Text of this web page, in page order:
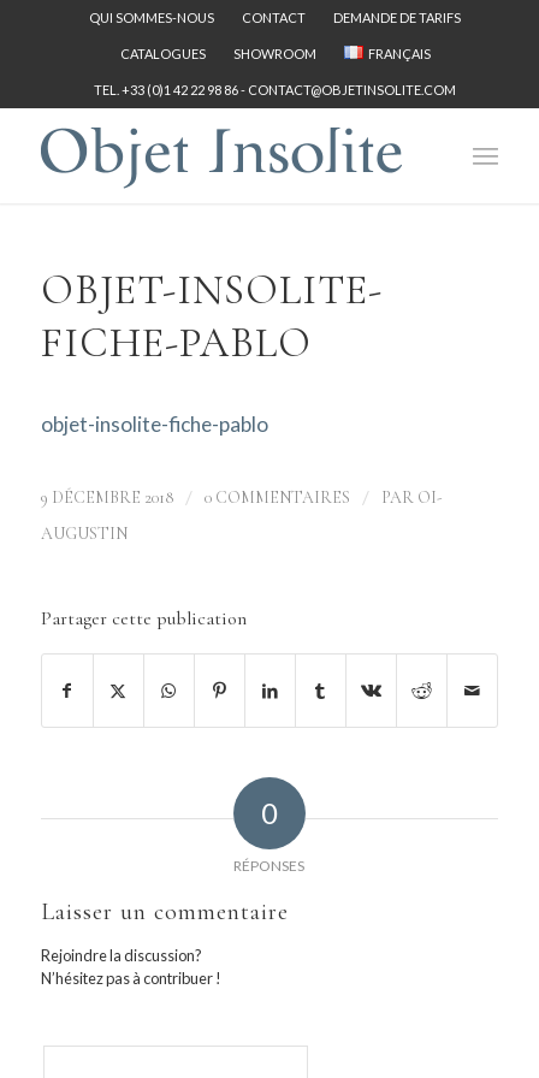
QUI SOMMES-NOUS CONTACT DEMANDE DE TARIFS
CATALOGUES SHOWROOM FRANÇAIS
TEL. +33 (0)1 42 22 98 86 - CONTACT@OBJETINSOLITE.COM
OBJET-INSOLITE-
FICHE-PABLO
objet-insolite-fiche-pablo
9 DÉCEMBRE 2018 / 0 COMMENTAIRES / PAR OI-
AUGUSTIN
Partager cette publication
0
RÉPONSES
Laisser un commentaire
Rejoindre la discussion?
N’hésitez pas à contribuer !